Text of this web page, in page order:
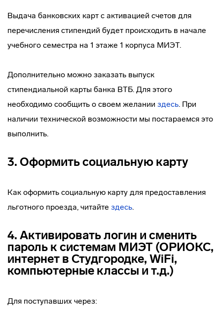
Выдача банковских карт с активацией счетов для
перечисления стипендий будет происходить в начале
учебного семестра на 1 этаже 1 корпуса МИЭТ.
Дополнительно можно заказать выпуск
стипендиальной карты банка ВТБ. Для этого
необходимо сообщить о своем желании здесь. При
наличии технической возможности мы постараемся это
выполнить.
3. Оформить социальную карту
Как оформить социальную карту для предоставления
льготного проезда, читайте здесь.
4. Активировать логин и сменить
пароль к системам МИЭТ (ОРИОКС,
интернет в Студгородке, WiFi,
компьютерные классы и т.д.)
Для поступавших через: